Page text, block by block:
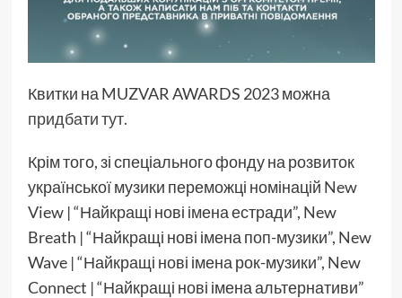
Квитки на MUZVAR AWARDS 2023 можна
придбати тут.
Крім того, зі спеціального фонду на розвиток
української музики переможці номінацій New
View | “Найкращі нові імена естради”, New
Breath | “Найкращі нові імена поп-музики”, New
Wave | “Найкращі нові імена рок-музики”, New
Connect | “Найкращі нові імена альтернативи”